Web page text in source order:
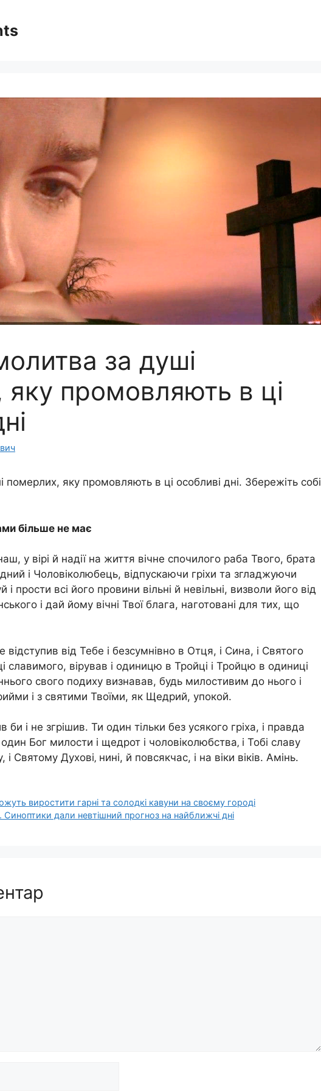
за душі
промовляють в ці
яку промовляють в ці особливі дні. Збережіть собі
більше не має
у вірі й надії на життя вічне спочилого раба Твого, брата
і Чоловіколюбець, відпускаючи гріхи та згладжуючи
прости всі його провини вільні й невільні, визволи його від
і дай йому вічні Твої блага, наготовані для тих, що
відступив від Тебе і безсумнівно в Отця, і Сина, і Святого
славимого, вірував і одиницю в Тройці і Тройцю в одиниці
свого подиху визнавав, будь милостивим до нього і
і з святими Твоїми, як Щедрий, упокой.
і не згрішив. Ти один тільки без усякого гріха, і правда
Бог милости і щедрот і чоловіколюбства‚ і Тобі славу
Святому Духові‚ нині, й повсякчас, і на віки віків. Амінь.
виростити гарні та солодкі кавуни на своєму городі
дали невтішний прогноз на найближчі дні